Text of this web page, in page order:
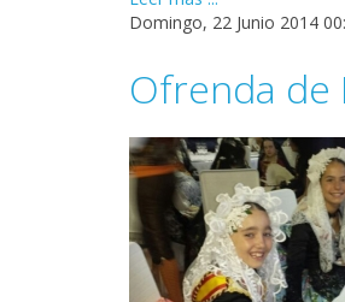
Domingo, 22 Junio 2014
Ofrenda de